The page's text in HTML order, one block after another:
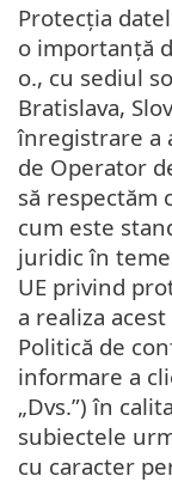
Protecția
o importanță
o., cu sediul
Bratislava,
înregistrare a
de Operator
să respectăm
cum este
juridic în
UE privind
a realiza
Politică de
informare a
„Dvs.”) în
subiectele
cu caracter